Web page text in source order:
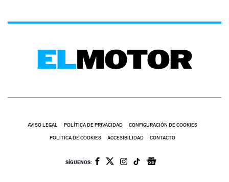
AVISO LEGAL POLÍTICA DE PRIVACIDAD CONFIGURACIÓN DE COOKIES
POLÍTICA DE COOKIES ACCESIBILIDAD CONTACTO
SÍGUENOS: